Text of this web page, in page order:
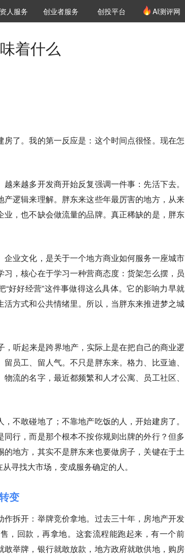
投资机构库
构职位推介
人服务 创投氪堂
创业者服务 创投平台 AI测评网
着什么
了。我的第一反应是：这个时间点很怪。现在怎
来越多开发商开始反复强调一件事：先活下去。
逻辑来理解。胖东来这些年最厉害的地方，从来
，也不缺会做流量的品牌。真正稀缺的是，胖东
业文化，是关于一个地方商业如何服务一座城市
，核心在于学习一种营商态度：货架怎么摆，员
好好经营”这件事做得这么具体。它的影响力早就
方式和公共情绪里。所以，当胖东来推进梦之城
听起来是跨界地产，实际上是在把自己的商业逻
员工、留人气。不只是胖东来。格力、比亚迪、
流的名字，最近都频繁和人才公寓、员工社区、
不敢碰地了；不靠地产吃饭的人，开始建房了。
行，而是那个根本不按你规则出牌的外行？但多
地方，其实不是胖东来也要做房子，关键在于土
寻找大市场，变成服务确定的人。
变
拆开：举牌竞价拿地。过去三十年，房地产开发
，回款，再拿地。这套流程能跑起来，有一个前
举牌，银行就敢放款，地方政府就敢供地，购房